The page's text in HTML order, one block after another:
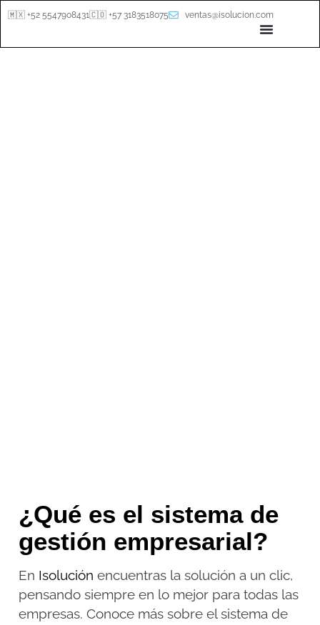
🇲🇽 +52 5547908431🇨🇴 +57 3183518075 ventas@isolucion.com
¿Qué es el sistema de
gestión empresarial?
En Isolución encuentras la solución a un clic,
pensando siempre en lo mejor para todas las
empresas. Conoce más sobre el sistema de